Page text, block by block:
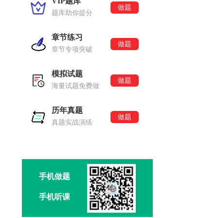
题库助你提分
做题
章节练习
章节专项突破
做题
模拟试题
海量试题免费做
做题
历年真题
真题实战演练
做题
手机做题
手机听课